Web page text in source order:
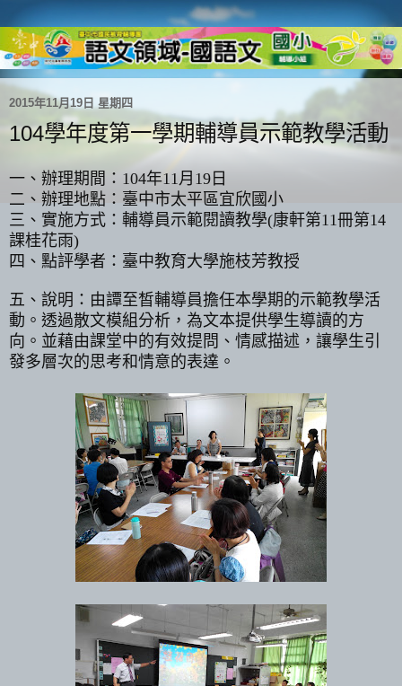
2015年11月19日 星期四
104學年度第一學期輔導員示範教學活動
一、辦理期間： 104年11 月 19 日
二、辦理地點：臺中市太平區宜欣國小
三、實施方式：輔導員示範閱讀教學(康軒第11冊第14
課桂花雨)
四、點評學者：臺中教育大學施枝芳教授
五、說明：由譚至皙輔導員擔任本學期的示範教學活
動。透過散文模組分析，為文本提供學生導讀的方
向。並藉由課堂中的有效提問、情感描述，讓學生引
發多層次的思考和情意的表達。